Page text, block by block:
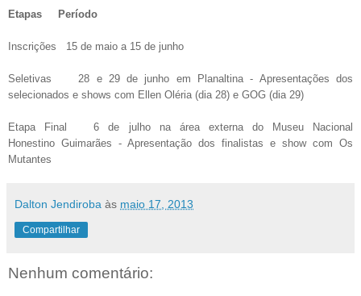
Etapas Período
Inscrições 15 de maio a 15 de junho
Seletivas
28 e 29 de junho em Planaltina - Apresentações dos
selecionados e shows com Ellen Oléria (dia 28) e GOG (dia 29)
Etapa Final
6 de julho na área externa do Museu Nacional
Honestino Guimarães - Apresentação dos finalistas e show com Os
Mutantes
Dalton Jendiroba às maio 17, 2013
Compartilhar
Nenhum comentário: